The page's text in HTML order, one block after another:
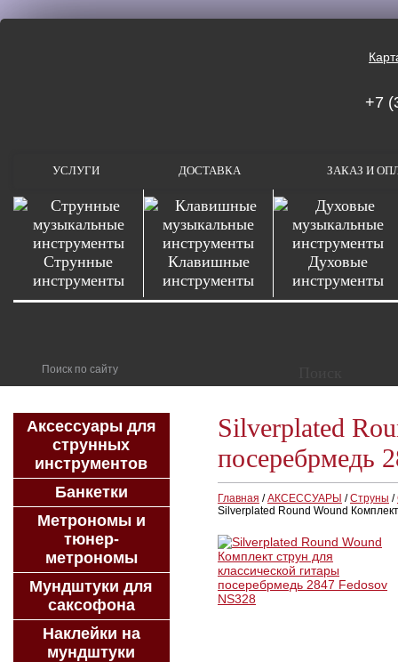
+7
УСЛУГИ ДОСТАВКА ЗАКАЗ И
Струнные
инструменты
Клавишные
инструменты
Духовые
инструменты
Silverplated
посеребрмедь
Главная /АКСЕССУАРЫ /Струны /
Silverplated Round Wound
Аксессуары для
струнных
инструментов
Банкетки
Метрономы и
тюнер-
метрономы
Мундштуки для
саксофона
Наклейки на
мундштуки